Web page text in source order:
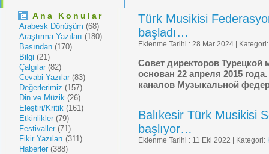
Ana Konular
Arabesk Dönüşüm (68)
Araştırma Yazıları (180)
Basından (170)
Bilgi (21)
Çalgılar (82)
Cevabi Yazılar (83)
Değerlerimiz (157)
Din ve Müzik (26)
Eleştiri/Kritik (161)
Etkinlikler (79)
Festivaller (71)
Fikir Yazıları (311)
Haberler (388)
Türk Musikisi
başladı…
Eklenme Tarihi : 28 Mar 2024 |
Совет директоров
основан 22 апреля 2015
каналов Музыкальной
Balıkesir Türk Musikisi
başlıyor…
Eklenme Tarihi : 11 Eki 2022 | Kategori: